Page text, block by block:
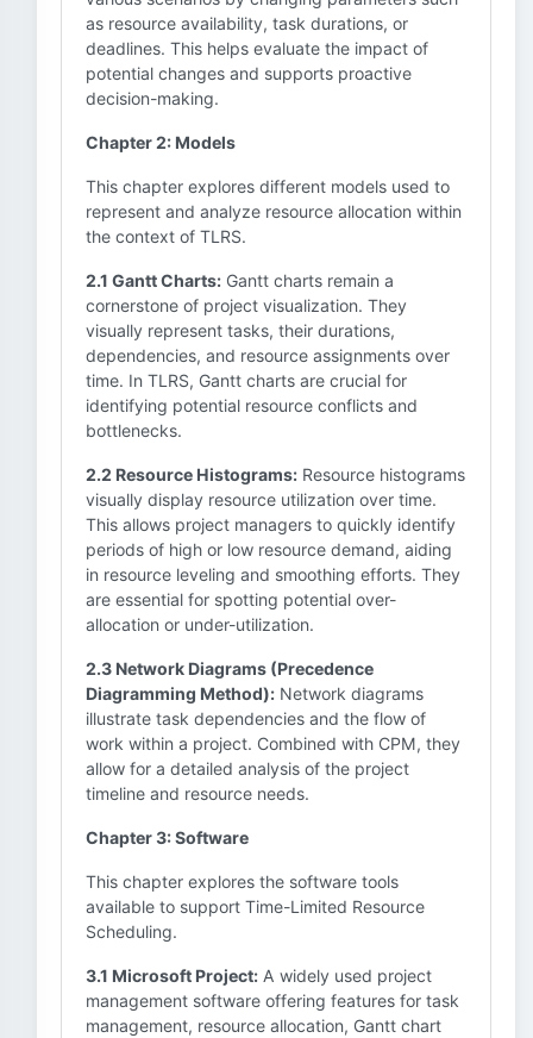
as resource availability, task durations, or
deadlines. This helps evaluate the impact of
potential changes and supports proactive
decision-making.
Chapter 2: Models
This chapter explores different models used to
represent and analyze resource allocation within
the context of TLRS.
2.1 Gantt Charts: Gantt charts remain a
cornerstone of project visualization. They
visually represent tasks, their durations,
dependencies, and resource assignments over
time. In TLRS, Gantt charts are crucial for
identifying potential resource conflicts and
bottlenecks.
2.2 Resource Histograms: Resource histograms
visually display resource utilization over time.
This allows project managers to quickly identify
periods of high or low resource demand, aiding
in resource leveling and smoothing efforts. They
are essential for spotting potential over-
allocation or under-utilization.
2.3 Network Diagrams (Precedence
Diagramming Method): Network diagrams
illustrate task dependencies and the flow of
work within a project. Combined with CPM, they
allow for a detailed analysis of the project
timeline and resource needs.
Chapter 3: Software
This chapter explores the software tools
available to support Time-Limited Resource
Scheduling.
3.1 Microsoft Project: A widely used project
management software offering features for task
management, resource allocation, Gantt chart